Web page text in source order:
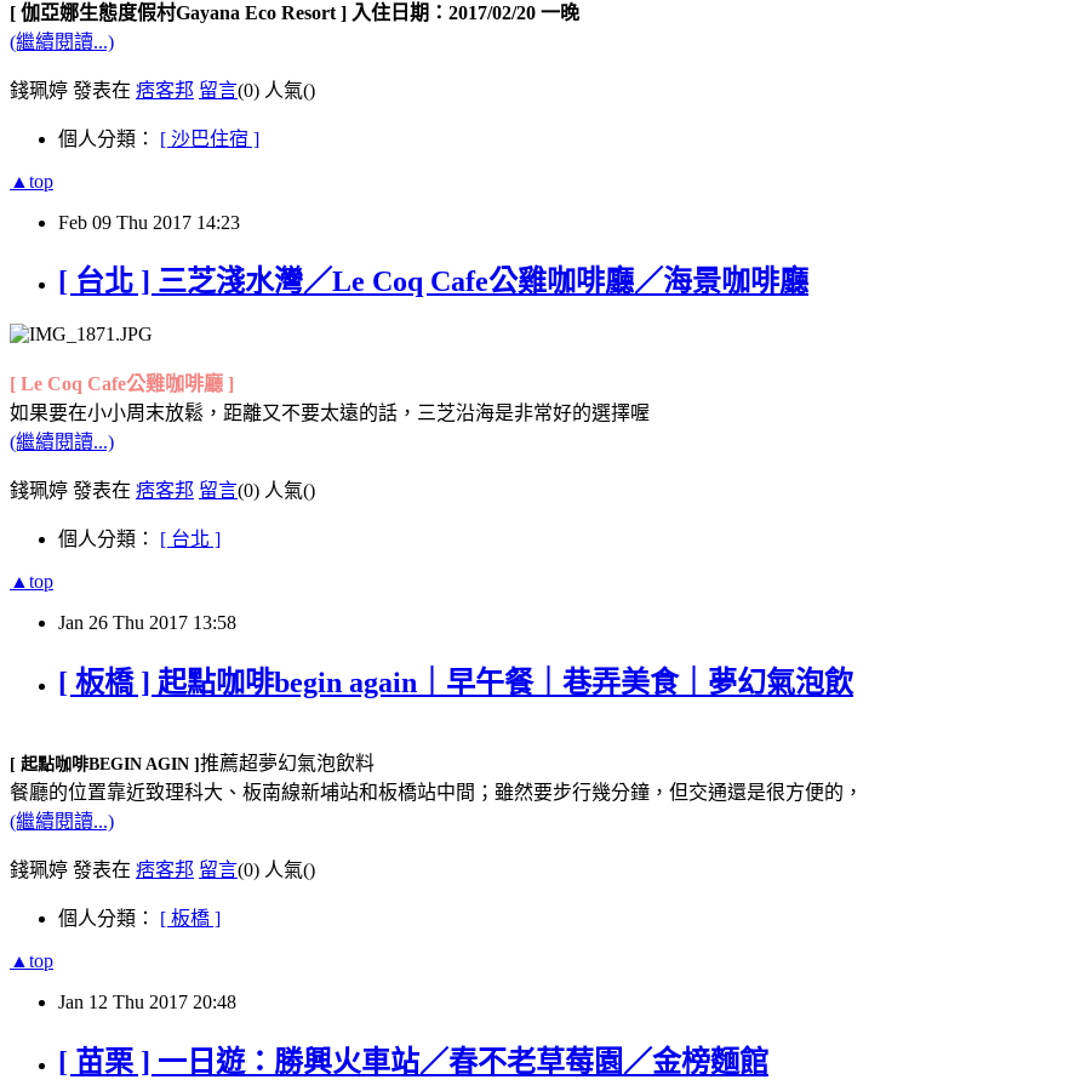
[ 伽亞娜生態度假村Gayana Eco Resort ] 入住日期： 2017/02/20 一晚
(繼續閱讀...)
錢珮婷 發表在 痞客邦 留言(0) 人氣()
個人分類： [ 沙巴住宿 ]
▲top
Feb 09 Thu 2017 14:23
[ 台北 ] 三芝淺水灣／Le Coq Cafe公雞咖啡廳／海景咖啡廳
[ Le Coq Cafe公雞咖啡廳 ]
如果要在小小周末放鬆，距離又不要太遠的話，三芝沿海是非常好的選擇喔
(繼續閱讀...)
錢珮婷 發表在 痞客邦 留言(0) 人氣()
個人分類： [ 台北 ]
▲top
Jan 26 Thu 2017 13:58
[ 板橋 ] 起點咖啡begin again｜早午餐｜巷弄美食｜夢幻氣泡飲
[ 起點咖啡BEGIN AGIN ] 推薦超夢幻氣泡飲料
餐廳的位置靠近致理科大、板南線新埔站和板橋站中間；雖然要步行幾分鐘，但交通還是很方便的，
(繼續閱讀...)
錢珮婷 發表在 痞客邦 留言(0) 人氣()
個人分類： [ 板橋 ]
▲top
Jan 12 Thu 2017 20:48
[ 苗栗 ] 一日遊：勝興火車站／春不老草莓園／金榜麵館